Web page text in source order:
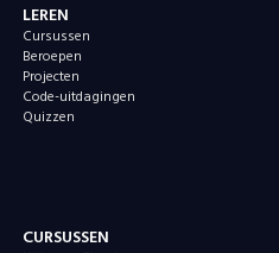
LEREN
Cursussen
Beroepen
Projecten
Code-uitdagingen
Quizzen
CURSUSSEN